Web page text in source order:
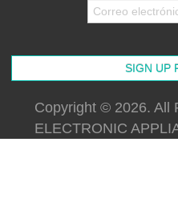
Copyright © 2026. All
ELECTRONIC